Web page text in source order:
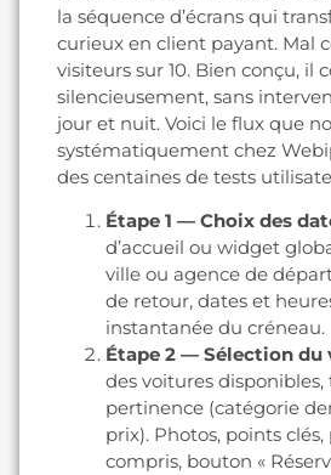
la séquence d’écrans qui
curieux en client payant. Mal
visiteurs sur 10. Bien conçu, il
silencieusement, sans
jour et nuit. Voici le flux que
systématiquement chez
des centaines de tests
Étape 1 — Choix des
d’accueil ou widget
ville ou agence de
de retour, dates et
instantanée du créneau.
Étape 2 — Sélection du
des voitures
pertinence (catégorie
prix). Photos, points
compris, bouton «